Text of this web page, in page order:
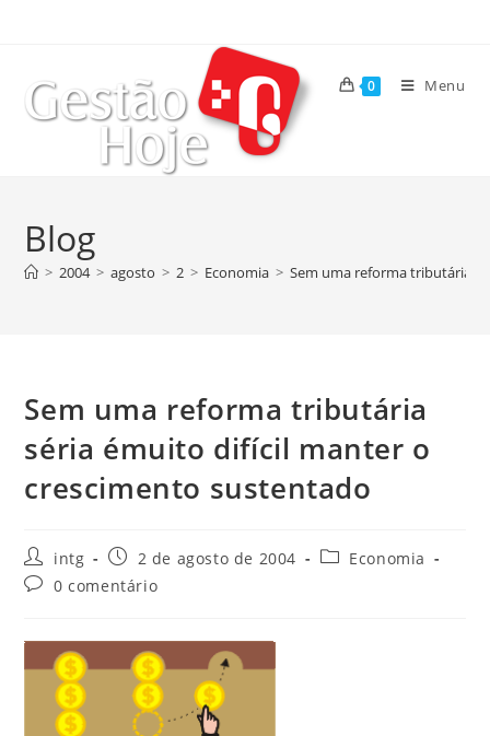
0 Menu
Blog
> 2004 > agosto > 2 > Economia > Sem uma reforma tributária
Sem uma reforma tributária
séria émuito difícil manter o
crescimento sustentado
intg 2 de agosto de 2004
Economia
0 comentário